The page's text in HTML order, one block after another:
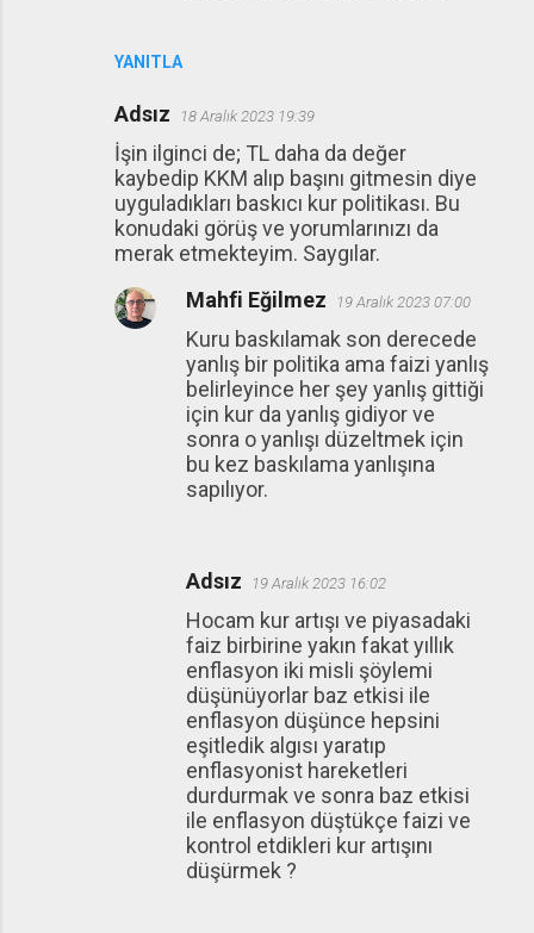
YANITLA
Adsız 18 Aralık 2023 19:39
İşin ilginci de; TL daha da değer
kaybedip KKM alıp başını gitmesin diye
uyguladıkları baskıcı kur politikası. Bu
konudaki görüş ve yorumlarınızı da
merak etmekteyim. Saygılar.
Mahfi Eğilmez 19 Aralık 2023 07:00
Kuru baskılamak son derecede
yanlış bir politika ama faizi yanlış
belirleyince her şey yanlış gittiği
için kur da yanlış gidiyor ve
sonra o yanlışı düzeltmek için
bu kez baskılama yanlışına
sapılıyor.
Adsız 19 Aralık 2023 16:02
Hocam kur artışı ve piyasadaki
faiz birbirine yakın fakat yıllık
enflasyon iki misli şöylemi
düşünüyorlar baz etkisi ile
enflasyon düşünce hepsini
eşitledik algısı yaratıp
enflasyonist hareketleri
durdurmak ve sonra baz etkisi
ile enflasyon düştükçe faizi ve
kontrol etdikleri kur artışını
düşürmek ?